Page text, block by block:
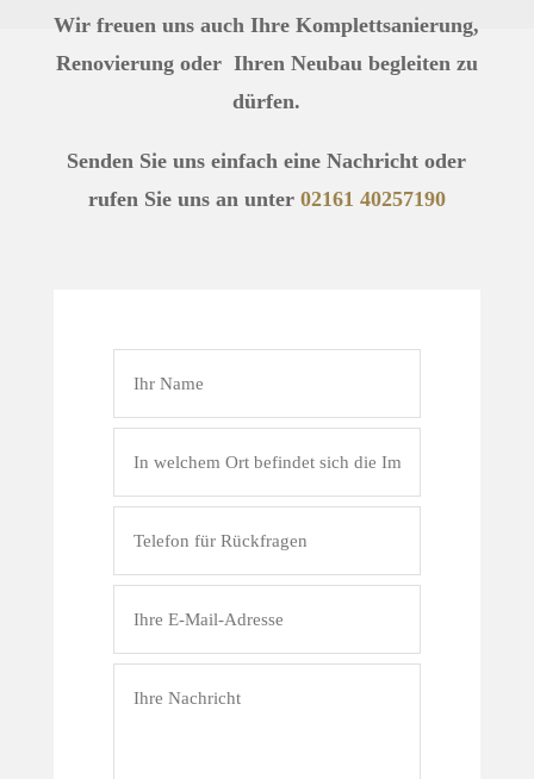
Wir freuen uns auch Ihre Komplettsanierung,
Renovierung oder Ihren Neubau begleiten zu
dürfen.
Senden Sie uns einfach eine Nachricht oder
rufen Sie uns an unter 02161 40257190